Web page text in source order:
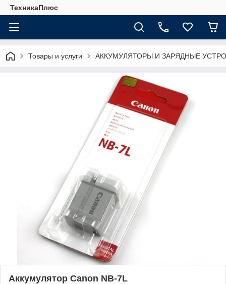
ТехникаПлюс
Товары и услуги АККУМУЛЯТОРЫ И ЗАРЯДНЫЕ
Аккумулятор Canon NB-7L